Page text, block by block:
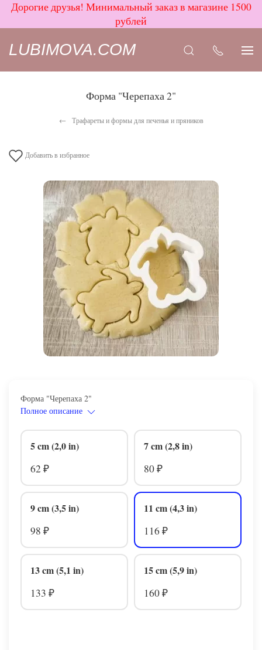
Дорогие друзья! Минимальный заказ в магазине 1500
рублей
LUBIMOVA.COM
Форма "Черепаха 2"
Трафареты и формы для печенья и пряников
Добавить в избранное
Форма "Черепаха 2"
Полное описание
5 cm (2,0 in)
62 ₽
7 cm (2,8 in)
80 ₽
9 cm (3,5 in)
98 ₽
11 cm (4,3 in)
116 ₽
13 cm (5,1 in)
133 ₽
15 cm (5,9 in)
160 ₽